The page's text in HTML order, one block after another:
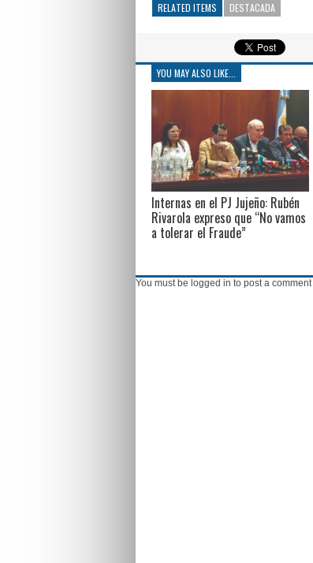
RELATED ITEMS DESTACADA
YOU MAY ALSO LIKE...
Internas en el PJ Jujeño: Rubén
Rivarola expreso que “No vamos
a tolerar el Fraude”
You must be logged in to post a comment